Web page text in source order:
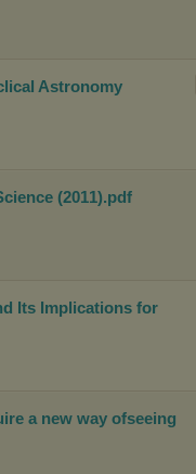
Astronomy
(2011).pdf
Its Implications for
a new way ofseeing